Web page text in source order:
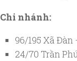
Chi nhánh:
96/195 Xã Đàn
24/70 Trần